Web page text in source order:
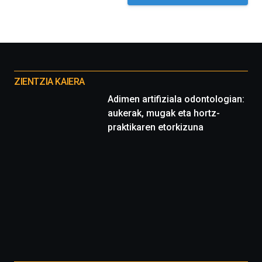
proyectos
ZIENTZIA KAIERA
Adimen artifiziala odontologian:
aukerak, mugak eta hortz-
praktikaren etorkizuna